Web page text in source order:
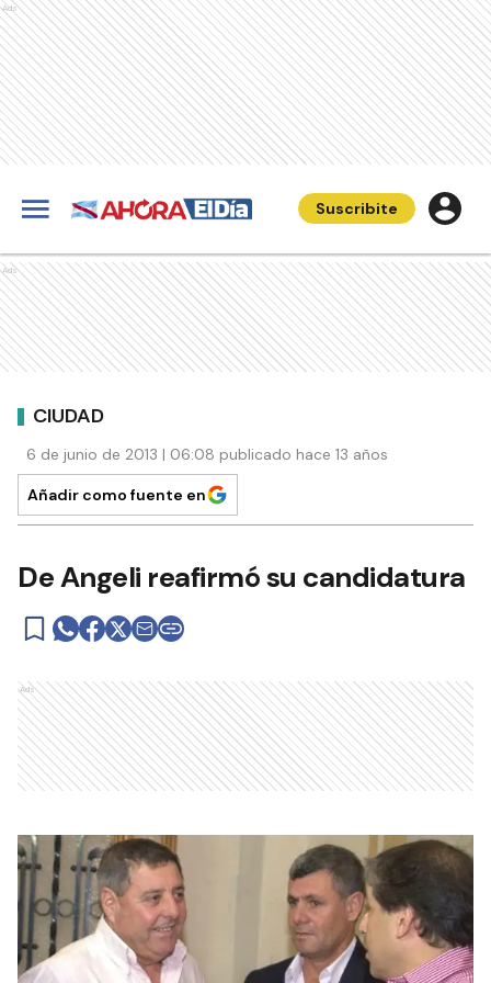
Ads
Suscribite
Ads
CIUDAD
6 de junio de 2013 | 06:08 publicado hace 13 años
Añadir como fuente en
De Angeli reafirmó su candidatura
Ads